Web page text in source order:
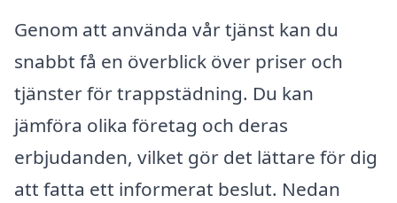
Genom att använda vår tjänst kan du
snabbt få en överblick över priser och
tjänster för trappstädning. Du kan
jämföra olika företag och deras
erbjudanden, vilket gör det lättare för dig
att fatta ett informerat beslut. Nedan